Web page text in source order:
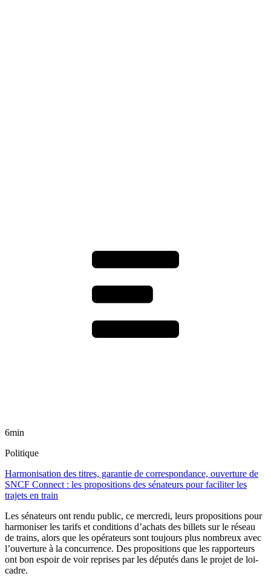
6min
Politique
Harmonisation des titres, garantie de correspondance, ouverture de
SNCF Connect : les propositions des sénateurs pour faciliter les
trajets en train
Les sénateurs ont rendu public, ce mercredi, leurs propositions pour
harmoniser les tarifs et conditions d’achats des billets sur le réseau
de trains, alors que les opérateurs sont toujours plus nombreux avec
l’ouverture à la concurrence. Des propositions que les rapporteurs
ont bon espoir de voir reprises par les députés dans le projet de loi-
cadre.